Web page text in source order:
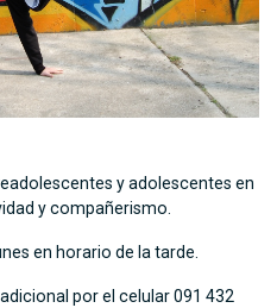
y adolescentes en
y compañerismo.
en horario de la tarde.
por el celular 091 432